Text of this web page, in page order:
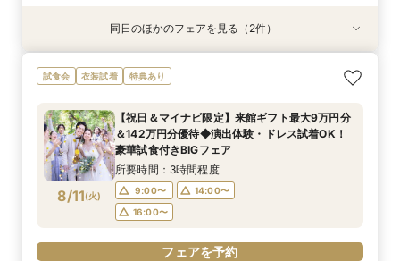
特典あり
8/10(月)
100人100通りの結婚式を/ふたりのやりたい！が
見つかる演出なんでも相談会＜来館5万ギフト＆
所要時間：3時間程度
10:00〜
13:00〜
16:00〜
フェアを予約
衣装試着 特典あり
8/10(月)
【平日BIG♦来館最大5万ギフト&142万優待】花
嫁体験*挙式体験＆最新ブランドドレス試着×人
所要時間：3時間程度
10:00〜
13:00〜
16:00〜
フェアを予約
同日のほかのフェアを見る（2件）
試食会 衣装試着 特典あり
8/11(火)
【祝日＆マイナビ限定】来館ギフト最大9万円分
＆142万円分優待◆演出体験・ドレス試着OK！
豪華試食付きBIGフェア
所要時間：3時間程度
9:00〜
14:00〜
16:00〜
フェアを予約